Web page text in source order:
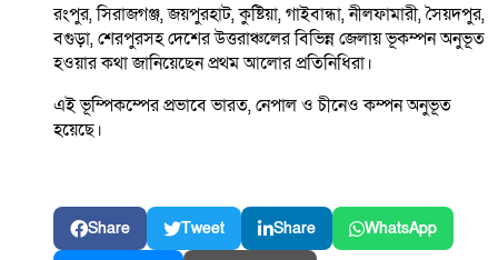
রংপুর, সিরাজগঞ্জ, জয়পুরহাট, কুষ্টিয়া, গাইবান্ধা, নীলফামারী, সৈয়দপুর,
বগুড়া, শেরপুরসহ দেশের উত্তরাঞ্চলের বিভিন্ন জেলায় ভূকম্পন অনুভূত
হওয়ার কথা জানিয়েছেন প্রথম আলোর প্রতিনিধিরা।
এই ভূম্পিকম্পের প্রভাবে ভারত, নেপাল ও চীনেও কম্পন অনুভূত
হয়েছে।
Share Tweet Share WhatsApp